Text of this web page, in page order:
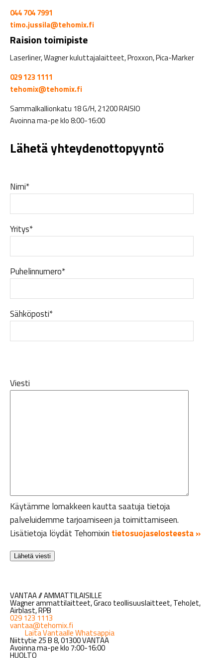
044 704 7991
timo.jussila@tehomix.fi
Raision toimipiste
Laserliner, Wagner kuluttajalaitteet, Proxxon, Pica-Marker
029 123 1111
tehomix@tehomix.fi
Sammalkallionkatu 18 G/H, 21200 RAISIO
Avoinna ma-pe klo 8:00-16:00
Lähetä yhteydenottopyyntö
Nimi*
Yritys*
Puhelinnumero*
Sähköposti*
Viesti
Käytämme lomakkeen kautta saatuja tietoja
palveluidemme tarjoamiseen ja toimittamiseen.
Lisätietoja löydät Tehomixin tietosuojaselosteesta »
VANTAA // AMMATTILAISILLE
Wagner ammattilaitteet, Graco teollisuuslaitteet, TehoJet,
Airblast, RPB
029 123 1113
vantaa@tehomix.fi
Laita Vantaalle Whatsappia
Niittytie 25 B 8, 01300 VANTAA
Avoinna ma-pe klo 7:00-16:00
HUOLTO